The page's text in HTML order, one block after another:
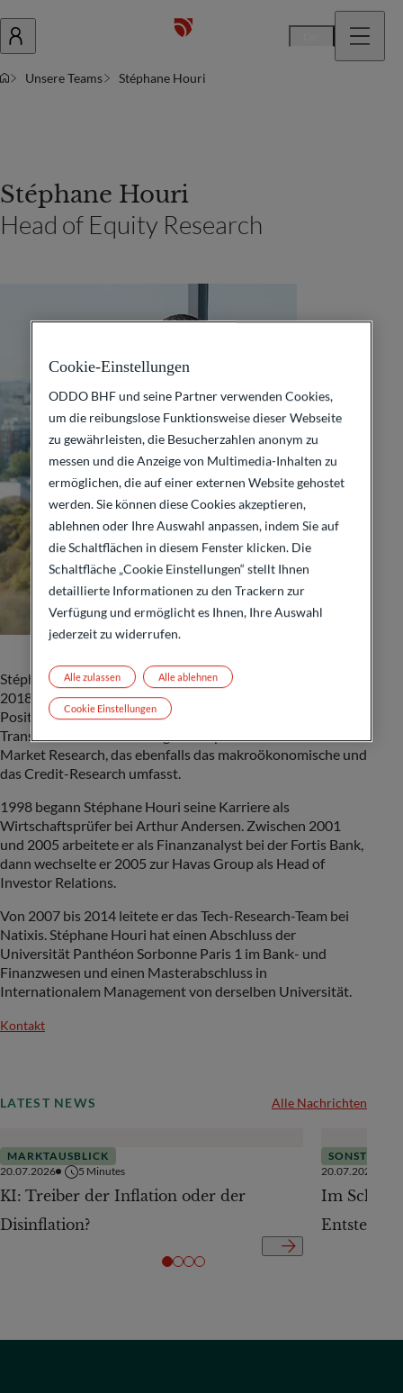
Unsere Teams Stéphane Houri
Stéphane Houri
Head of Equity Research
Stéphane Houri ist unser Head of Equity Research. Bevor er
2018 zu ODDO BHF kam, hielt Stéphane seit 2014 dieselbe
Position bei Natixis. Dort betreute er ebenfalls den
Transformations- und Integrationsprozess in den Global
Market Research, das ebenfalls das makroökonomische und
das Credit-Research umfasst.
1998 begann Stéphane Houri seine Karriere als
Wirtschaftsprüfer bei Arthur Andersen. Zwischen 2001
und 2005 arbeitete er als Finanzanalyst bei der Fortis Bank,
dann wechselte er 2005 zur Havas Group als Head of
Investor Relations.
Von 2007 bis 2014 leitete er das Tech-Research-Team bei
Natixis. Stéphane Houri hat einen Abschluss der
Universität Panthéon Sorbonne Paris 1 im Bank- und
Finanzwesen und einen Masterabschluss in
Internationalem Management von derselben Universität.
Kontakt
LATEST NEWS Alle Nachrichten
MARKTAUSBLICK
20.07.2026
5 Minutes
KI: Treiber der Inflation oder der
Disinflation?
SONSTIGES
20.07.2026
Im
Cookie-Einstellungen
ODDO BHF und seine Partner verwenden Cookies,
um die reibungslose Funktionsweise dieser Webseite
zu gewährleisten, die Besucherzahlen anonym zu
messen und die Anzeige von Multimedia-Inhalten zu
ermöglichen, die auf einer externen Website gehostet
werden. Sie können diese Cookies akzeptieren,
ablehnen oder Ihre Auswahl anpassen, indem Sie auf
die Schaltflächen in diesem Fenster klicken. Die
Schaltfläche „Cookie Einstellungen“ stellt Ihnen
detaillierte Informationen zu den Trackern zur
Verfügung und ermöglicht es Ihnen, Ihre Auswahl
jederzeit zu widerrufen.
Alle ablehnen
Alle zulassen
Cookie Einstellungen